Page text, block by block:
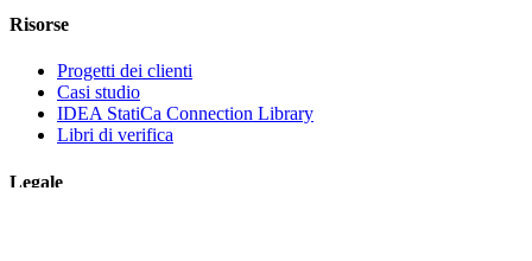
Risorse
Progetti dei clienti
Casi studio
IDEA StatiCa Connection Library
Libri di verifica
Legale